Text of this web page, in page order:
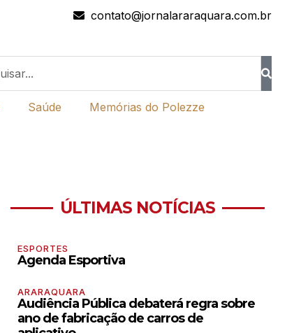
contato@jornalararaquara.com.br
Saúde Memórias do Polezze
ÚLTIMAS NOTÍCIAS
ESPORTES
Agenda Esportiva
ARARAQUARA
Audiência Pública debaterá regra sobre
ano de fabricação de carros de